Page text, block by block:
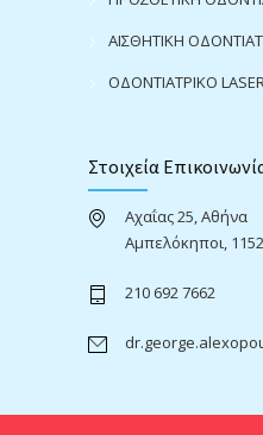
ΑΙΣΘΗΤΙΚΗ
ΟΔΟΝΤΙΑΤΡΙΚΟ
Στοιχεία
Αχαΐας 25, Αθήνα
Αμπελόκηποι,
210 692 7662